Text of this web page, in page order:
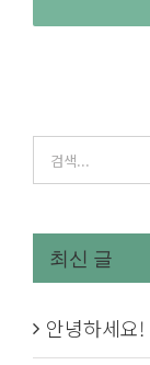
색
...
최신 글
안녕하세요!